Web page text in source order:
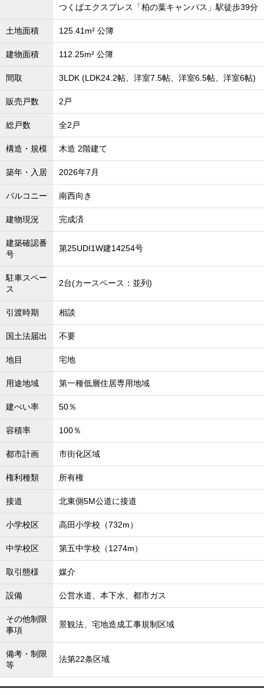
つくばエクスプレス「柏の葉キャンパス」駅徒歩39分
土地面積 125.41m² 公簿
建物面積 112.25m² 公簿
間取 3LDK (LDK24.2帖、洋室7.5帖、洋室6.5帖、洋室6帖)
販売戸数 2戸
総戸数 全2戸
構造・規模 木造 2階建て
築年・入居 2026年7月
バルコニー 南西向き
建物現況 完成済
建築確認番
号
第25UDI1W建14254号
駐車スペー
ス
2台(カースペース：並列)
引渡時期 相談
国土法届出 不要
地目 宅地
用途地域 第一種低層住居専用地域
建ぺい率 50％
容積率 100％
都市計画 市街化区域
権利種類 所有権
接道 北東側5M公道に接道
小学校区 高田小学校（732m）
中学校区 第五中学校（1274m）
取引態様 媒介
設備 公営水道、本下水、都市ガス
その他制限
事項
景観法、宅地造成工事規制区域
備考・制限
等
法第22条区域